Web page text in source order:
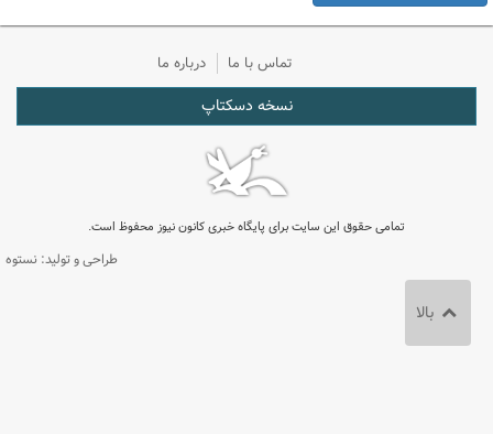
تماس با ما درباره ما
نسخه دسکتاپ
تمامی حقوق این سایت برای پایگاه خبری کانون نیوز محفوظ است.
طراحی و تولید: نستوه
بالا